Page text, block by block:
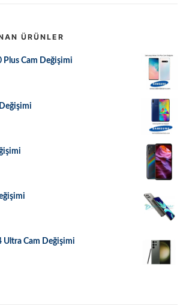
ÜRÜNLER
Plus Cam Değişimi
Ultra Cam Değişimi